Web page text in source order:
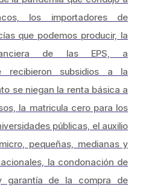
los importadores de
que podemos producir, la
de las EPS, a
recibieron subsidios a la
se niegan la renta básica a
la matricula cero para los
públicas, el auxilio
pequeñas, medianas y
la condonación de
garantía de la compra de